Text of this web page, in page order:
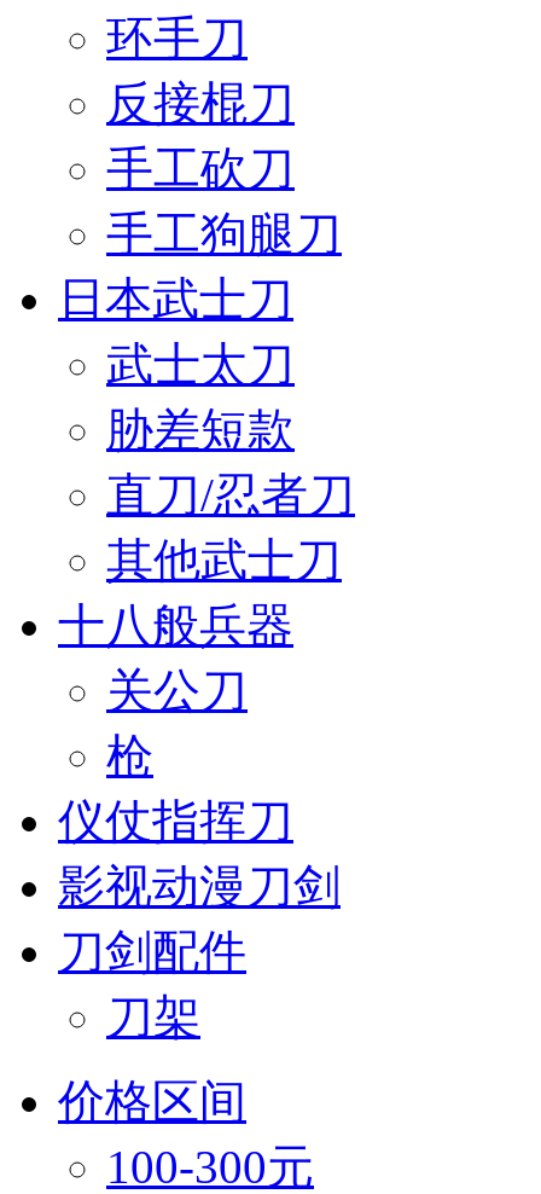
环手刀
反接棍刀
手工砍刀
手工狗腿刀
日本武士刀
武士太刀
胁差短款
直刀/忍者刀
其他武士刀
十八般兵器
关公刀
枪
仪仗指挥刀
影视动漫刀剑
刀剑配件
刀架
价格区间
100-300元